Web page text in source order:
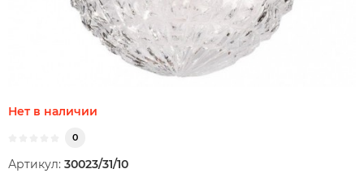
Нет в наличии
0
Артикул: 30023/31/10